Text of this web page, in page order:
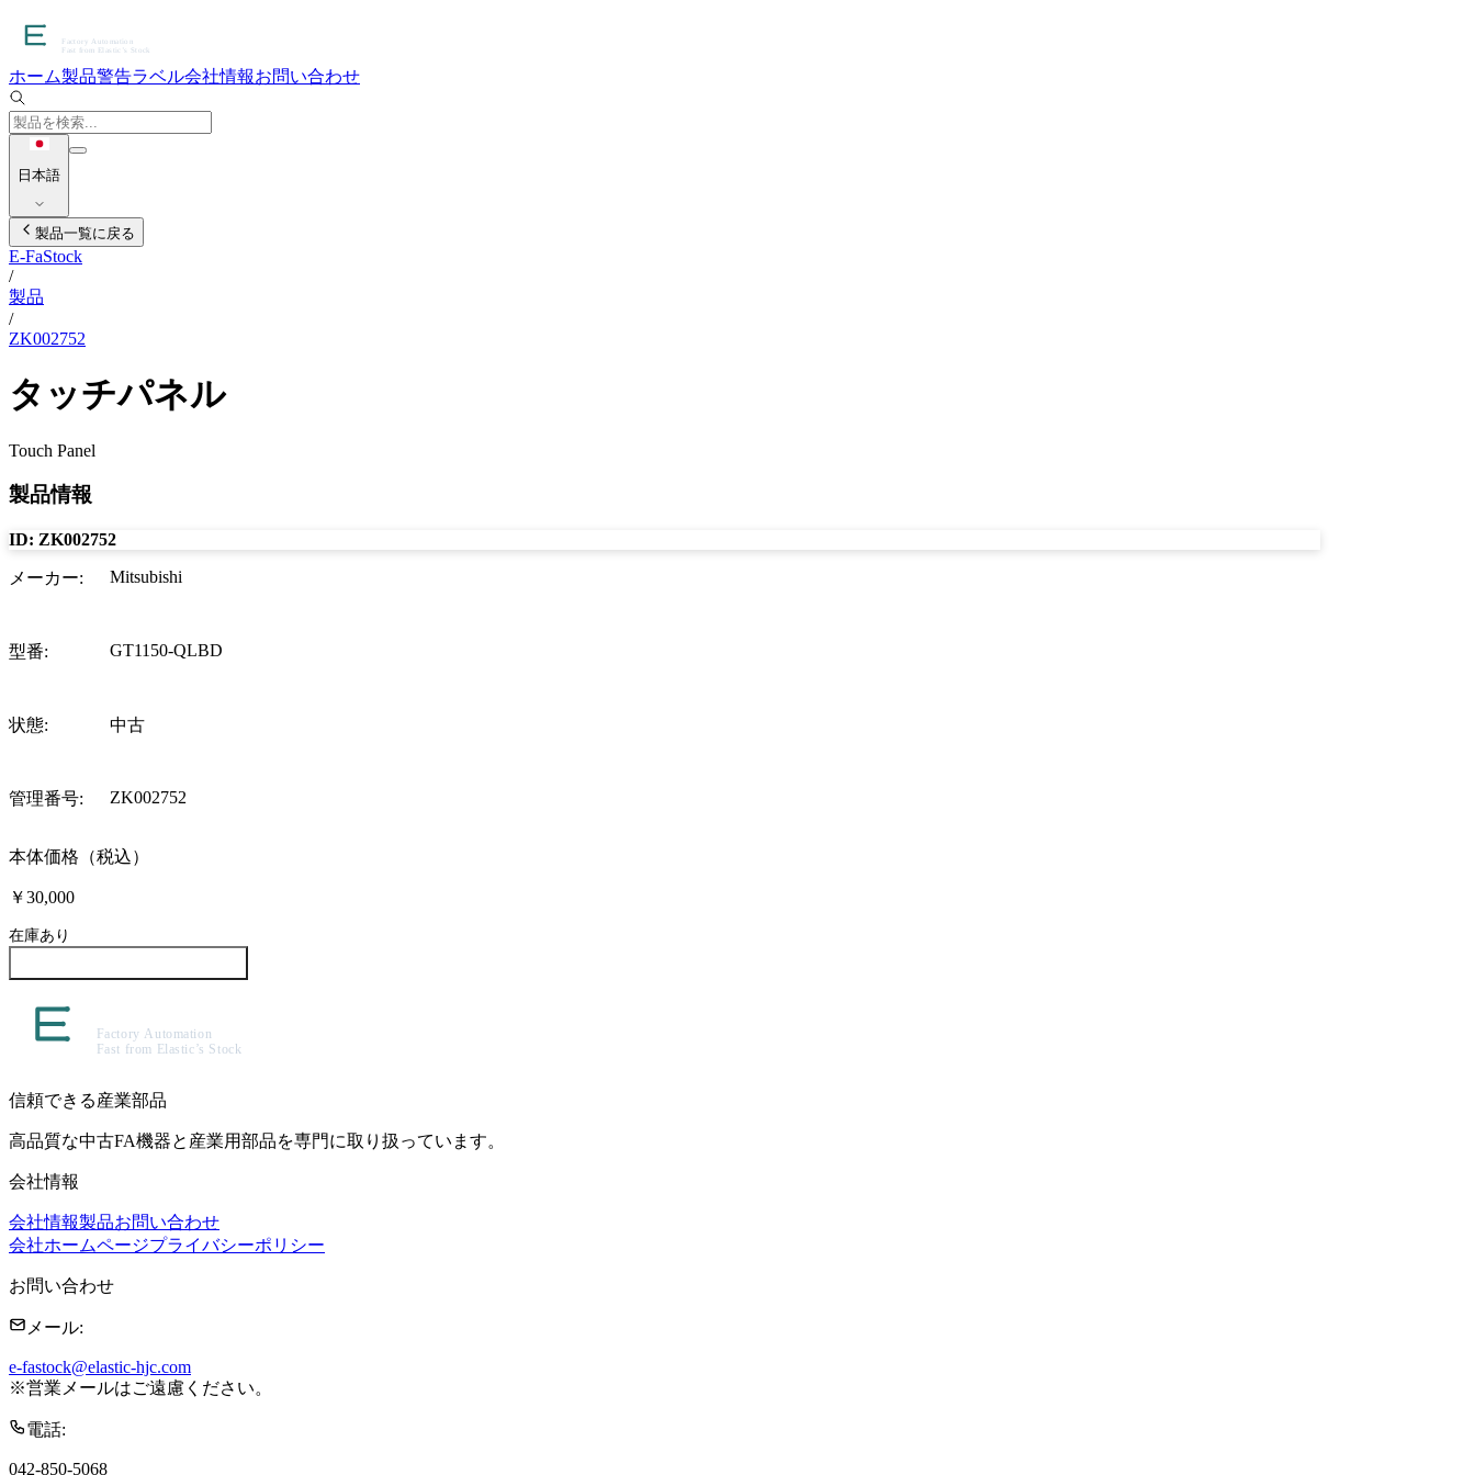
ホーム製品警告ラベル会社情報お問い合わせ
日本語
製品一覧に戻る
E-FaStock
/
製品
/
ZK002752
タッチパネル
Touch Panel
製品情報
ID: ZK002752
メーカー: Mitsubishi
型番: GT1150-QLBD
状態: 中古
管理番号: ZK002752
本体価格（税込）
￥30,000
在庫あり
信頼できる産業部品
高品質な中古FA機器と産業用部品を専門に取り扱っています。
会社情報
会社情報製品お問い合わせ
会社ホームページプライバシーポリシー
お問い合わせ
メール:
e-fastock@elastic-hjc.com
※営業メールはご遠慮ください。
電話:
042-850-5068